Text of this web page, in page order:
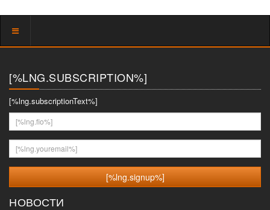
Показать
[%LNG.SUBSCRIPTION%]
[%lng.subscriptionText%]
[%lng.fio%]
[%lng.youremail%]
НОВОСТИ